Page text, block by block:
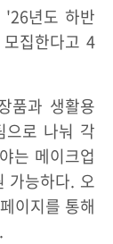
년도 하반
집한다고 4
품과 생활용
으로 나눠 각
는 메이크업
가능하다. 오
이지를 통해